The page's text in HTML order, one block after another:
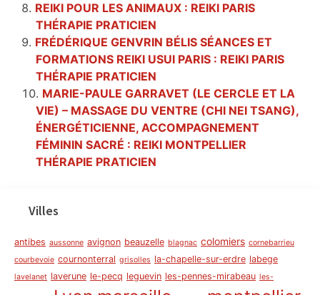
REIKI POUR LES ANIMAUX : REIKI PARIS
THÉRAPIE PRATICIEN
FRÉDÉRIQUE GENVRIN BÉLIS SÉANCES ET
FORMATIONS REIKI USUI PARIS : REIKI PARIS
THÉRAPIE PRATICIEN
MARIE-PAULE GARRAVET (LE CERCLE ET LA
VIE) – MASSAGE DU VENTRE (CHI NEI TSANG),
ÉNERGÉTICIENNE, ACCOMPAGNEMENT
FÉMININ SACRÉ : REIKI MONTPELLIER
THÉRAPIE PRATICIEN
Villes
antibes aussonne avignon beauzelle blagnac colomiers cornebarrieu
courbevoie cournonterral grisolles la-chapelle-sur-erdre labege
lavelanet laverune le-pecq leguevin les-pennes-mirabeau les-